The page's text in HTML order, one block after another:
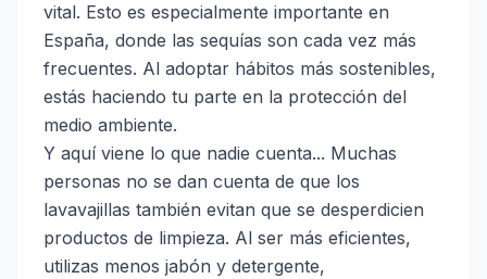
vital. Esto es especialmente importante en
España, donde las sequías son cada vez más
frecuentes. Al adoptar hábitos más sostenibles,
estás haciendo tu parte en la protección del
medio ambiente.
Y aquí viene lo que nadie cuenta... Muchas
personas no se dan cuenta de que los
lavavajillas también evitan que se desperdicien
productos de limpieza. Al ser más eficientes,
utilizas menos jabón y detergente,